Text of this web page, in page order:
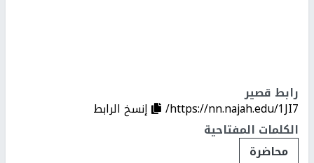
رابط قصير
https://nn.najah.edu/1JI7/
إنسخ الرابط
الكلمات المفتاحية
محاضرة